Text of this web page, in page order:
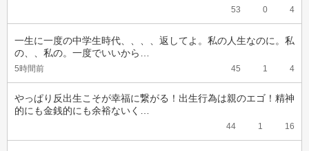
53 0 4
一生に一度の中学生時代、、、、返してよ。私の人生なのに。私
の、、私の。一度でいいから…
5時間前 45 1 4
やっぱり反出生こそが幸福に繋がる！出生行為は親のエゴ！精神
的にも金銭的にも余裕ないく…
44 1 16